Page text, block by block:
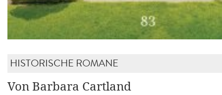
HISTORISCHE ROMANE
Von Barbara Cartland